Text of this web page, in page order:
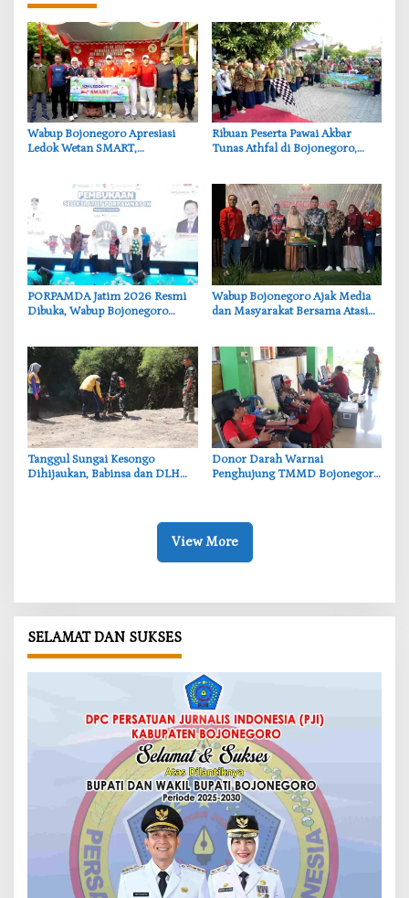
‎Wabup Bojonegoro Apresiasi
Ledok Wetan SMART,
‎Ribuan Peserta Pawai Akbar
Tunas Athfal di Bojonegoro,
‎PORPAMDA Jatim 2026 Resmi
Dibuka, Wabup Bojonegoro
Wabup Bojonegoro Ajak Media
dan Masyarakat Bersama Atasi
‎Tanggul Sungai Kesongo
Dihijaukan, Babinsa dan DLH
‎Donor Darah Warnai
Penghujung TMMD Bojonegoro
View More
SELAMAT DAN SUKSES